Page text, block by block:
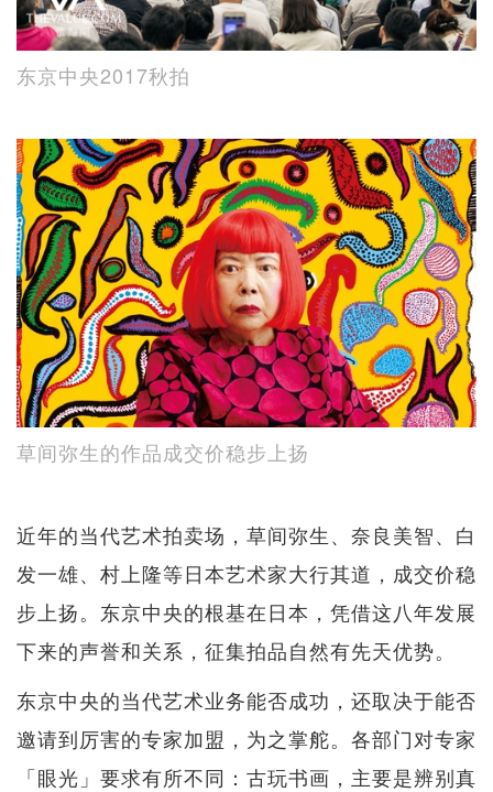
东京中央2017秋拍
草间弥生的作品成交价稳步上扬
近年的当代艺术拍卖场，草间弥生、奈良美智、白
发一雄、村上隆等日本艺术家大行其道，成交价稳
步上扬。东京中央的根基在日本，凭借这八年发展
下来的声誉和关系，征集拍品自然有先天优势。
东京中央的当代艺术业务能否成功，还取决于能否
邀请到厉害的专家加盟，为之掌舵。各部门对专家
「眼光」要求有所不同：古玩书画，主要是辨别真